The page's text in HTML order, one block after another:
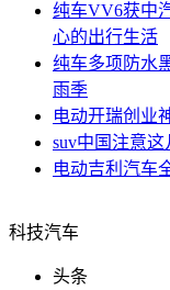
纯车VV6获中
心的出行生活
纯车多项防水
雨季
电动开瑞创业
suv中国注意这
电动吉利汽车
科技汽车
头条